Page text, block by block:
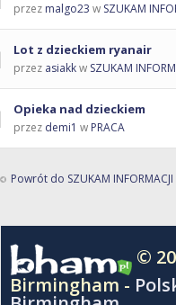
przez malgo23 w SZUKAM
Lot z dzieckiem ryanair
przez asiakkw SZUKAM
Opieka nad dzieckiem
przez demi1 w PRACA
Powrót do SZUKAM INFORMACJI
©
Birmingham -